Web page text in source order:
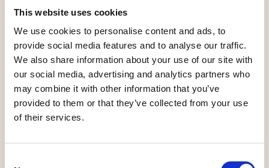
This website uses cookies
We use cookies to personalise content and ads, to
provide social media features and to analyse our traffic.
We also share information about your use of our site with
our social media, advertising and analytics partners who
may combine it with other information that you’ve
provided to them or that they’ve collected from your use
of their services.
Bert Visscher is 65 geworden en dat laten we natuurlijk
niet stilletjes voorbijgaan. Tijd voor een feest, maar dan
wel op z’n Visschers. Dat betekent taart, muzikanten,
idiote scènes, prachtige liedjes, absurde verhalen en
heel veel lachen. En mocht je verwachten dat Visscher
het iets rustiger aan zou doen, vergeet het: de energie